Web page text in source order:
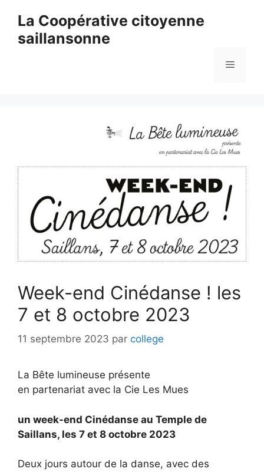
contenu
La Coopérative citoyenne
saillansonne
Menu
Week-end Cinédanse ! les
7 et 8 octobre 2023
11 septembre 2023 par college
La Bête lumineuse présente
en partenariat avec la Cie Les Mues
un week-end Cinédanse au Temple de
Saillans, les 7 et 8 octobre 2023
Deux jours autour de la danse, avec des